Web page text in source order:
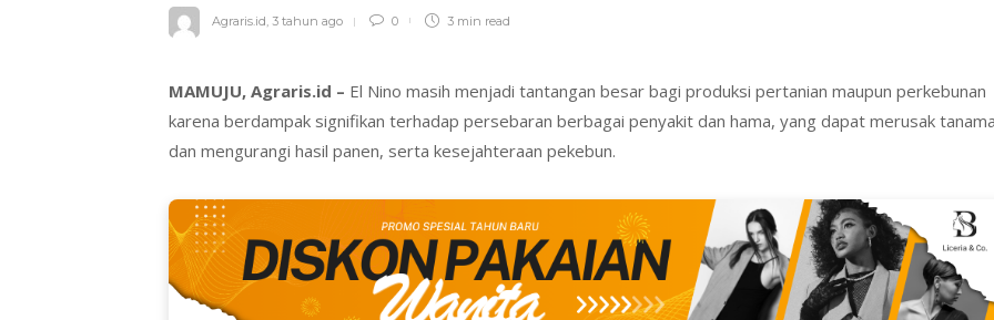
Agraris.id, 3 tahun ago 0 3 min read
MAMUJU, Agraris.id – El Nino masih menjadi tantangan besar bagi produksi pertanian maupun perkebunan
karena berdampak signifikan terhadap persebaran berbagai penyakit dan hama, yang dapat merusak
dan mengurangi hasil panen, serta kesejahteraan pekebun.